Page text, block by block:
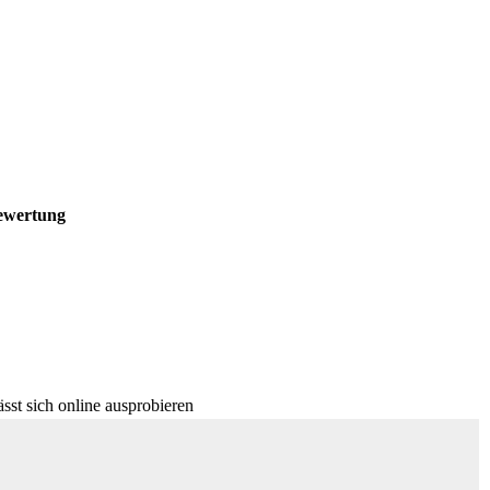
sich online ausprobieren